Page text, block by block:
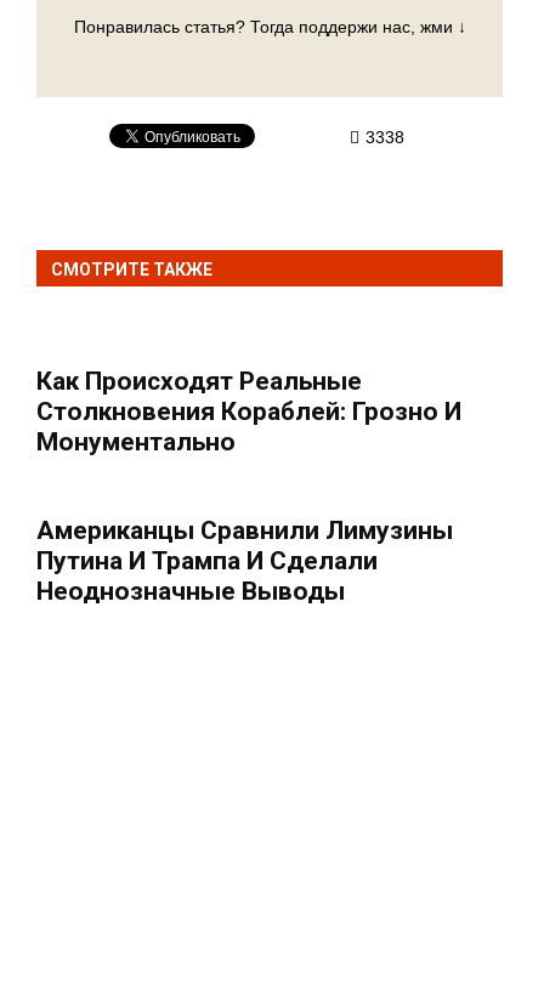
Понравилась статья? Тогда поддержи нас, жми ↓
3338
СМОТРИТЕ ТАКЖЕ
Как Происходят Реальные
Столкновения Кораблей: Грозно И
Монументально
Американцы Сравнили Лимузины
Путина И Трампа И Сделали
Неоднозначные Выводы